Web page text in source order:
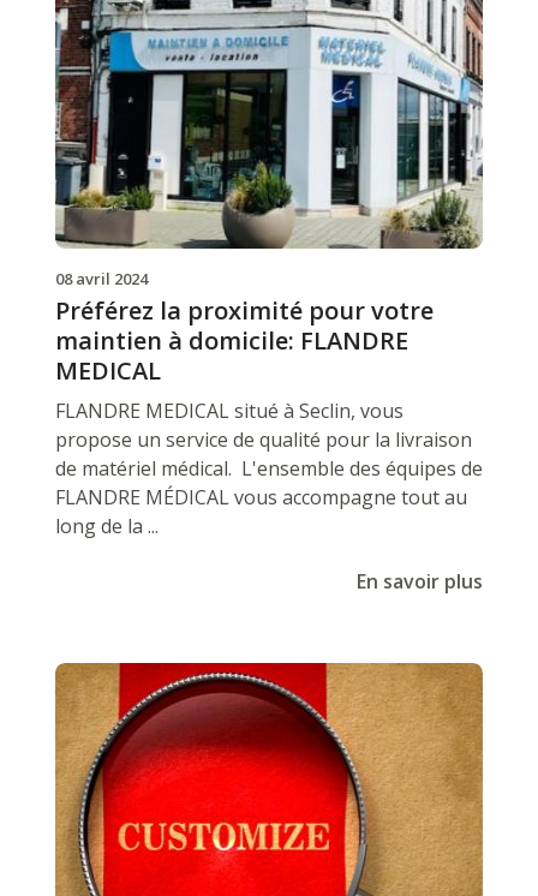
08 avril 2024
Préférez la proximité pour votre
maintien à domicile: FLANDRE
MEDICAL
FLANDRE MEDICAL situé à Seclin, vous
propose un service de qualité pour la livraison
de matériel médical. L'ensemble des équipes de
FLANDRE MÉDICAL vous accompagne tout au
long de la ...
En savoir plus